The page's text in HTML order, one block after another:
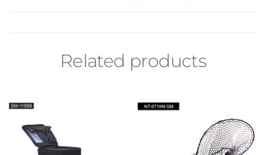
Related products